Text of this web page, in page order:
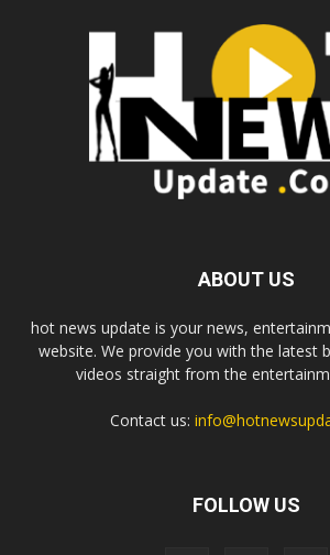
ABOUT US
hot news update is your news,
website. We provide you with the latest
videos straight from the
Contact us:
FOLLOW US